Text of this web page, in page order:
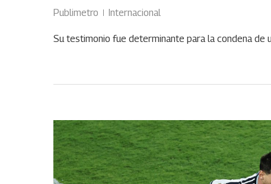
Publimetro Internacional
Su testimonio fue determinante para la condena de
JUN
22